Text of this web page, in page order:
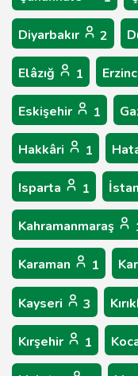
Diyarbakır 2
Elâzığ 1
Eskişehir 1
Hakkâri 1
Isparta 1
Kahramanmaraş
Karaman 1
Kayseri 3
Kırşehir 1